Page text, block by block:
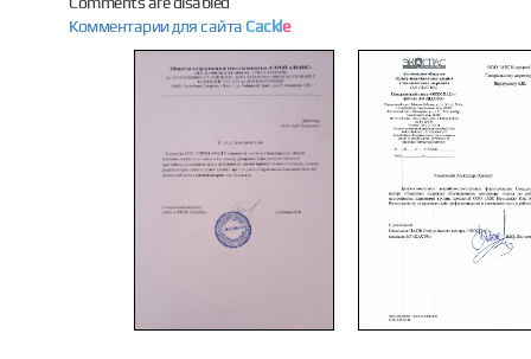
Комментарии для сайта Cackle